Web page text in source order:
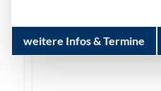
weitere Infos & Termine